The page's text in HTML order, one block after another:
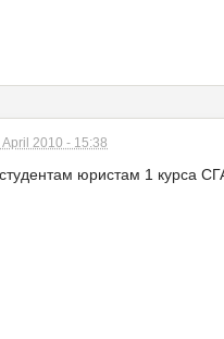
April 2010 - 15:38
юристам 1 курса